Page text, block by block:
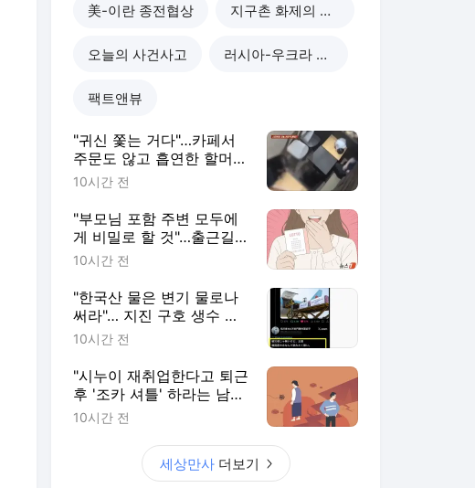
美-이란 종전협상 지구촌 화제의 뉴스
오늘의 사건사고 러시아-우크라 전쟁
팩트앤뷰
"귀신 쫓는 거다"…카페서
주문도 않고 흡연한 할머
니, 만류하자 '헛소리'
10시간 전
"부모님 포함 주변 모두에
게 비밀로 할 것"…출근길
문득 산 복권 1등 '대박'
10시간 전
"한국산 물은 변기 물로나
써라"… 지진 구호 생수 받
은 일본인 망발
10시간 전
"시누이 재취업한다고 퇴근
후 '조카 셔틀' 하라는 남
편…이게 맞나요?"
10시간 전
세상만사 더보기